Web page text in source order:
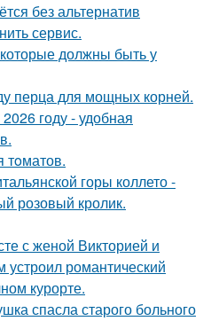
без альтернатив
сервис.
должны быть у
перца для мощных корней.
году - удобная
тoматов.
горы коллето -
розовый кролик.
с женой Викторией и
романтический
курорте.
спасла старого больного